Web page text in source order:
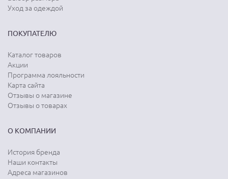
Уход за одеждой
ПОКУПАТЕЛЮ
Каталог товаров
Акции
Программа лояльности
Карта сайта
Отзывы о магазине
Отзывы о товарах
О КОМПАНИИ
История бренда
Наши контакты
Адреса магазинов